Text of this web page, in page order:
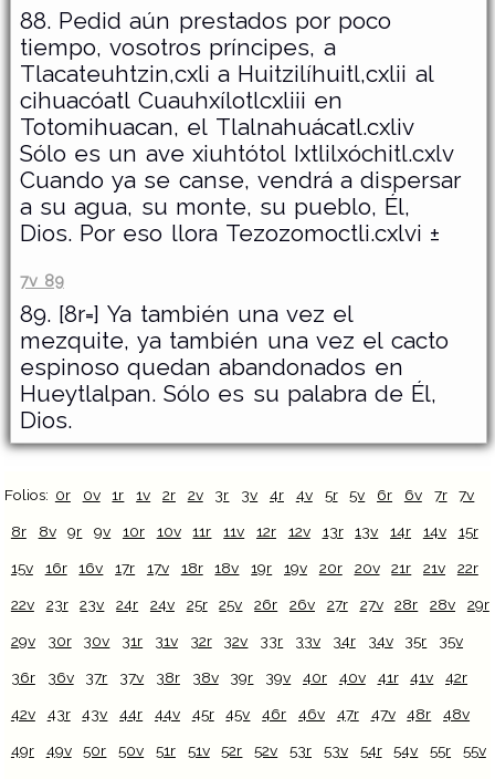
88. Pedid aún prestados por poco
tiempo, vosotros príncipes, a
Tlacateuhtzin,cxli a Huitzilíhuitl,cxlii al
cihuacóatl Cuauhxílotlcxliii en
Totomihuacan, el Tlalnahuácatl.cxliv
Sólo es un ave xiuhtótol Ixtlilxóchitl.cxlv
Cuando ya se canse, vendrá a dispersar
a su agua, su monte, su pueblo, Él,
Dios. Por eso llora Tezozomoctli.cxlvi ±
7v 89
89. [8r=] Ya también una vez el
mezquite, ya también una vez el cacto
espinoso quedan abandonados en
Hueytlalpan. Sólo es su palabra de Él,
Dios.
Folios: 0r 0v 1r 1v 2r 2v 3r 3v 4r 4v 5r 5v 6r 6v 7r 7v
8r 8v 9r 9v 10r 10v 11r 11v 12r 12v 13r 13v 14r 14v 15r
15v 16r 16v 17r 17v 18r 18v 19r 19v 20r 20v 21r 21v 22r
22v 23r 23v 24r 24v 25r 25v 26r 26v 27r 27v 28r 28v 29r
29v 30r 30v 31r 31v 32r 32v 33r 33v 34r 34v 35r 35v
36r 36v 37r 37v 38r 38v 39r 39v 40r 40v 41r 41v 42r
42v 43r 43v 44r 44v 45r 45v 46r 46v 47r 47v 48r 48v
49r 49v 50r 50v 51r 51v 52r 52v 53r 53v 54r 54v 55r 55v